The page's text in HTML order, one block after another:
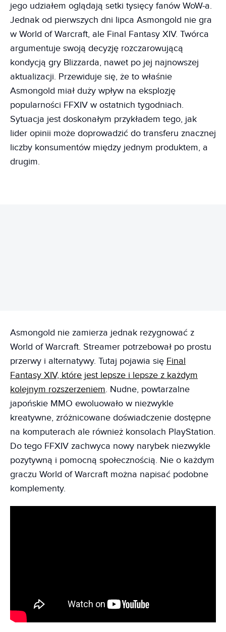
jego udziałem oglądają setki tysięcy fanów WoW-a.
Jednak od pierwszych dni lipca Asmongold nie gra
w World of Warcraft, ale Final Fantasy XIV. Twórca
argumentuje swoją decyzję rozczarowującą
kondycją gry Blizzarda, nawet po jej najnowszej
aktualizacji. Przewiduje się, że to właśnie
Asmongold miał duży wpływ na eksplozję
popularności FFXIV w ostatnich tygodniach.
Sytuacja jest doskonałym przykładem tego, jak
lider opinii może doprowadzić do transferu znacznej
liczby konsumentów między jednym produktem, a
drugim.
Asmongold nie zamierza jednak rezygnować z
World of Warcraft. Streamer potrzebował po prostu
przerwy i alternatywy. Tutaj pojawia się Final
Fantasy XIV, które jest lepsze i lepsze z każdym
kolejnym rozszerzeniem. Nudne, powtarzalne
japońskie MMO ewoluowało w niezwykle
kreatywne, zróżnicowane doświadczenie dostępne
na komputerach ale również konsolach PlayStation.
Do tego FFXIV zachwyca nowy narybek niezwykle
pozytywną i pomocną społecznością. Nie o każdym
graczu World of Warcraft można napisać podobne
komplementy.